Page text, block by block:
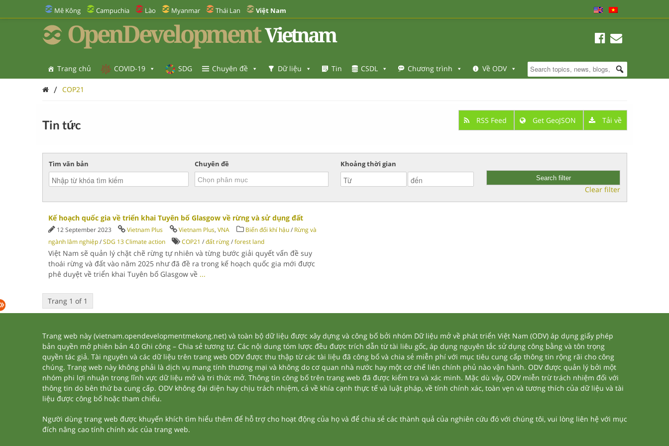
Mê Kông Campuchia Lào Myanmar Thái Lan Việt Nam
OpenDevelopment Vietnam
Trang chủ COVID-19 SDG Chuyên đề Dữ liệu Tin CSDL Chương trình Về ODV
/ COP21
Tin tức RSS Feed Get GeoJSON Tải về
Tìm văn bản Chuyên đề Khoảng thời gian
Clear filter
Kế hoạch quốc gia về triển khai Tuyên bố Glasgow về rừng và sử dụng đất
12 September 2023 Vietnam Plus Vietnam Plus, VNA Biến đổi khí hậu/ Rừng và
ngành lâm nghiệp/SDG 13 Climate action COP21 /đất rừng/forest land
Việt Nam sẽ quản lý chặt chẽ rừng tự nhiên và từng bước giải quyết vấn đề suy
thoái rừng và đất vào năm 2025 như đã đề ra trong kế hoạch quốc gia mới được
phê duyệt về triển khai Tuyên bố Glasgow về ...
Trang 1 of 1
Trang web này (vietnam.opendevelopmentmekong.net) và toàn bộ dữ liệu được xây dựng và công bố bởi nhóm Dữ liệu mở về phát triển Việt Nam (ODV) áp dụng giấy phép
bản quyền mở phiên bản 4.0 Ghi công – Chia sẻ tương tự. Các nội dung tóm lược đều được trích dẫn từ tài liêu gốc, áp dụng nguyên tắc sử dụng công bằng và tôn trọng
quyền tác giả. Tài nguyên và các dữ liệu trên trang web ODV được thu thập từ các tài liệu đã công bố và chia sẻ miễn phí với mục tiêu cung cấp thông tin rộng rãi cho công
chúng. Trang web này không phải là dịch vụ mang tính thương mại và không do cơ quan nhà nước hay một cơ chế liên chính phủ nào vận hành. ODV được quản lý bởi một
nhóm phi lợi nhuận trong lĩnh vực dữ liệu mở và tri thức mở. Thông tin công bố trên trang web đã được kiểm tra và xác minh. Mặc dù vậy, ODV miễn trừ trách nhiệm đối với
thông tin do bên thứ ba cung cấp. ODV không đại diện hay chịu trách nhiệm, cả về khía cạnh thực tế và luật pháp, về tính chính xác, toàn vẹn và tương thích của dữ liệu và tài
liệu được công bố hoặc tham chiếu.
Người dùng trang web được khuyến khích tìm hiểu thêm để hỗ trợ cho hoạt động của họ và để chia sẻ các thành quả của nghiên cứu đó với chúng tôi, vui lòng liên hệ với mục
đích nâng cao tính chính xác của trang web.